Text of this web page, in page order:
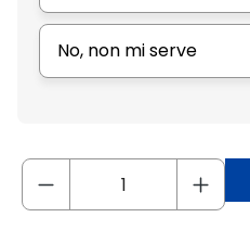
No, non mi serve